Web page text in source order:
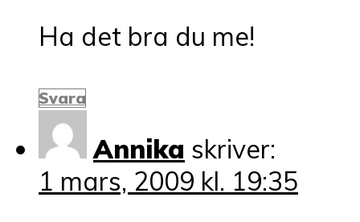
Ha det bra du me!
Svara
Annika skriver:
1 mars, 2009 kl. 19:35